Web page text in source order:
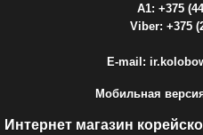
A1: +375
Viber: +375
E-mail:
Мобильная
Интернет магазин